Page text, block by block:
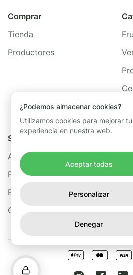
Comprar
Tienda
Productores
Sobre nosotros
Acerca de Freshis
Preguntas frecuentes
Blog
Contacto
¿Podemos almacenar cookies?
Utilizamos cookies para mejorar tu
experiencia en nuestra web.
Aceptar todas
Personalizar
Denegar